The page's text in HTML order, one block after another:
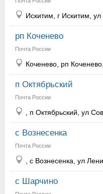
Искитим, г Искитим,
рп Коченево
Почта России
Коченево, рп
п Октябрьский
Почта России
, п Октябрьский, ул
с Вознесенка
Почта России
, с Вознесенка, ул
с Шарчино